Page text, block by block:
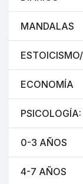
MANDALAS
ECONOMÍA
0-3 AÑOS
4-7 AÑOS